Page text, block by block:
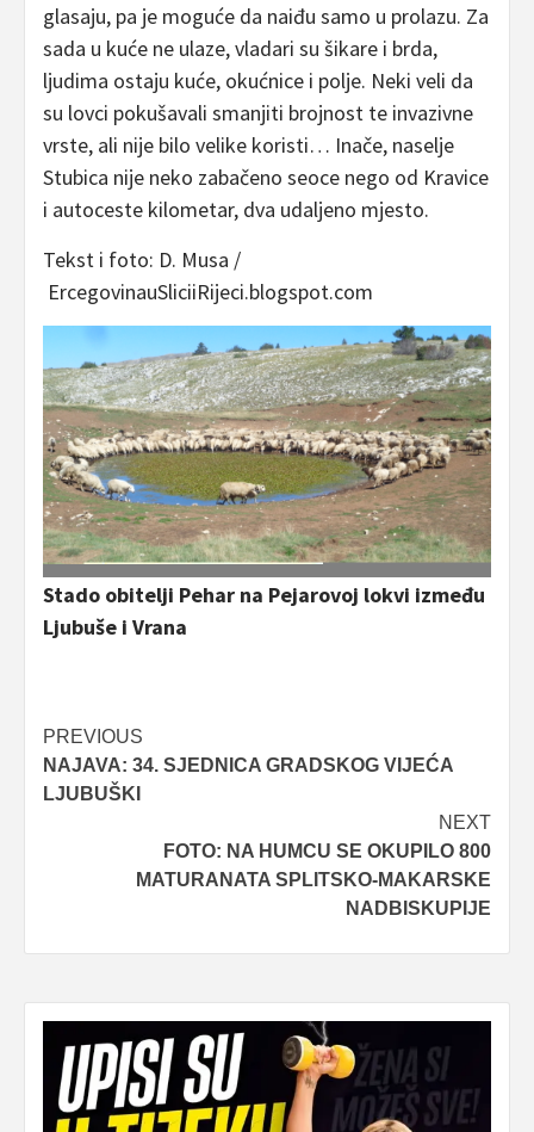
glasaju, pa je moguće da naiđu samo u prolazu. Za
sada u kuće ne ulaze, vladari su šikare i brda,
ljudima ostaju kuće, okućnice i polje. Neki veli da
su lovci pokušavali smanjiti brojnost te invazivne
vrste, ali nije bilo velike koristi… Inače, naselje
Stubica nije neko zabačeno seoce nego od Kravice
i autoceste kilometar, dva udaljeno mjesto.
Tekst i foto: D. Musa /
ErcegovinauSliciiRijeci.blogspot.com
Stado obitelji Pehar na Pejarovoj lokvi između
Ljubuše i Vrana
Post
navigation
PREVIOUS
NAJAVA: 34. SJEDNICA GRADSKOG VIJEĆA
LJUBUŠKI
NEXT
FOTO: NA HUMCU SE OKUPILO 800
MATURANATA SPLITSKO-MAKARSKE
NADBISKUPIJE